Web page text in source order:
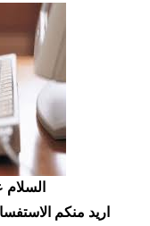
اريد منكم